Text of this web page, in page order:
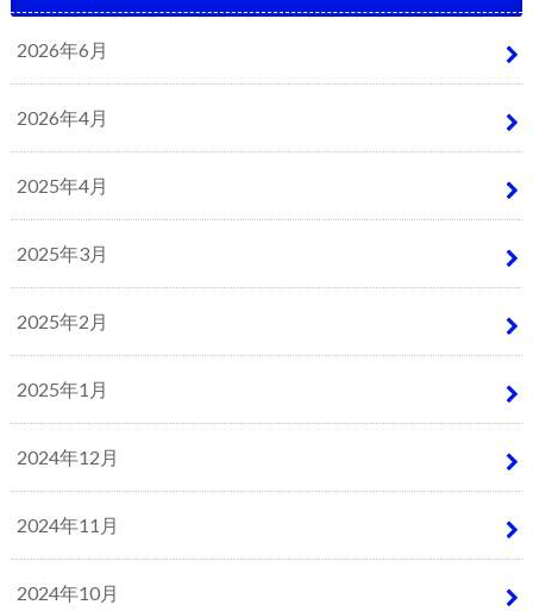
2026年6月
2026年4月
2025年4月
2025年3月
2025年2月
2025年1月
2024年12月
2024年11月
2024年10月